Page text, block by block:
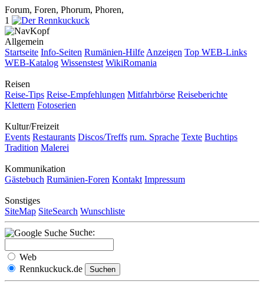
Forum, Foren, Phorum, Phoren,
1
Allgemein
Startseite Info-Seiten Rumänien-Hilfe Anzeigen Top WEB-Links
WEB-Katalog Wissenstest WikiRomania
Reisen
Reise-Tips Reise-Empfehlungen Mitfahrbörse Reiseberichte
Klettern Fotoserien
Kultur/Freizeit
Events Restaurants Discos/Treffs rum. Sprache Texte Buchtips
Tradition Malerei
Kommunikation
Gästebuch Rumänien-Foren Kontakt Impressum
Sonstiges
SiteMap SiteSearch Wunschliste
Suche:
Web
Rennkuckuck.de